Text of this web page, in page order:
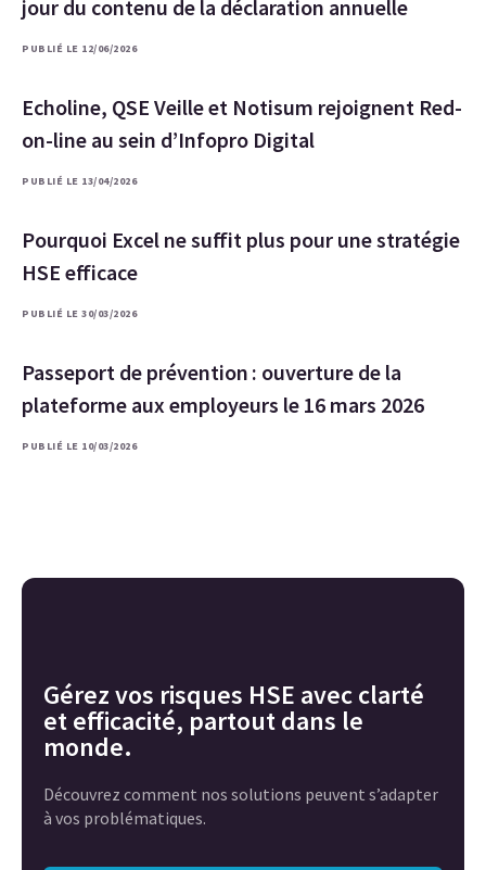
jour du contenu de la déclaration annuelle
PUBLIÉ LE 12/06/2026
Echoline, QSE Veille et Notisum rejoignent Red-
on-line au sein d’Infopro Digital
PUBLIÉ LE 13/04/2026
Pourquoi Excel ne suffit plus pour une stratégie
HSE efficace
PUBLIÉ LE 30/03/2026
Passeport de prévention : ouverture de la
plateforme aux employeurs le 16 mars 2026
PUBLIÉ LE 10/03/2026
Gérez vos risques HSE avec clarté
et efficacité, partout dans le
monde.
Découvrez comment nos solutions peuvent s’adapter
à vos problématiques.